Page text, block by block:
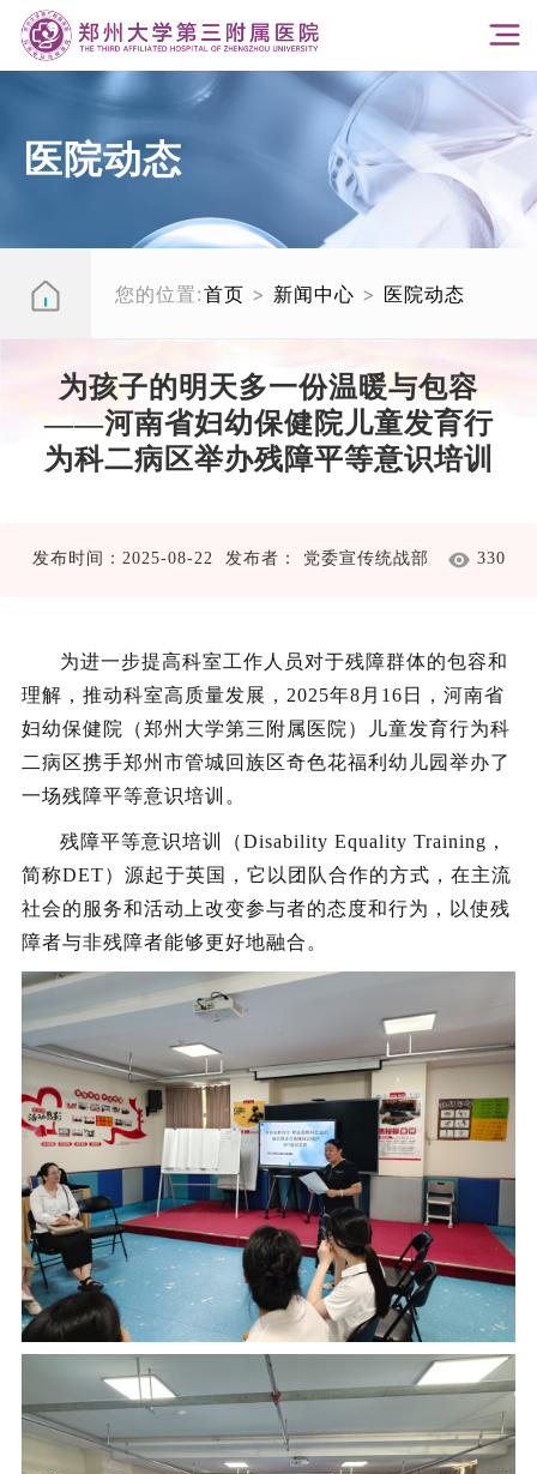
医院动态
您的位置:首页 > 新闻中心 > 医院动态
为孩子的明天多一份温暖与包容
——河南省妇幼保健院儿童发育行
为科二病区举办残障平等意识培训
发布时间：2025-08-22 发布者： 党委宣传统战部 330
为进一步提高科室工作人员对于残障群体的包容和
理解，推动科室高质量发展，2025年8月16日，河南省
妇幼保健院（郑州大学第三附属医院）儿童发育行为科
二病区携手郑州市管城回族区奇色花福利幼儿园举办了
一场残障平等意识培训。
残障平等意识培训（Disability Equality Training，
简称DET）源起于英国，它以团队合作的方式，在主流
社会的服务和活动上改变参与者的态度和行为，以使残
障者与非残障者能够更好地融合。